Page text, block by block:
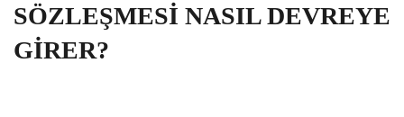
SÖZLEŞMESİ NASIL DEVREYE
GİRER?